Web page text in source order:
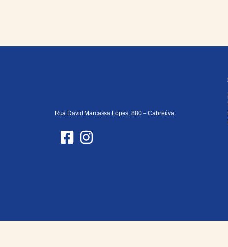
Rua David Marcassa Lopes, 880 – Cabreúva